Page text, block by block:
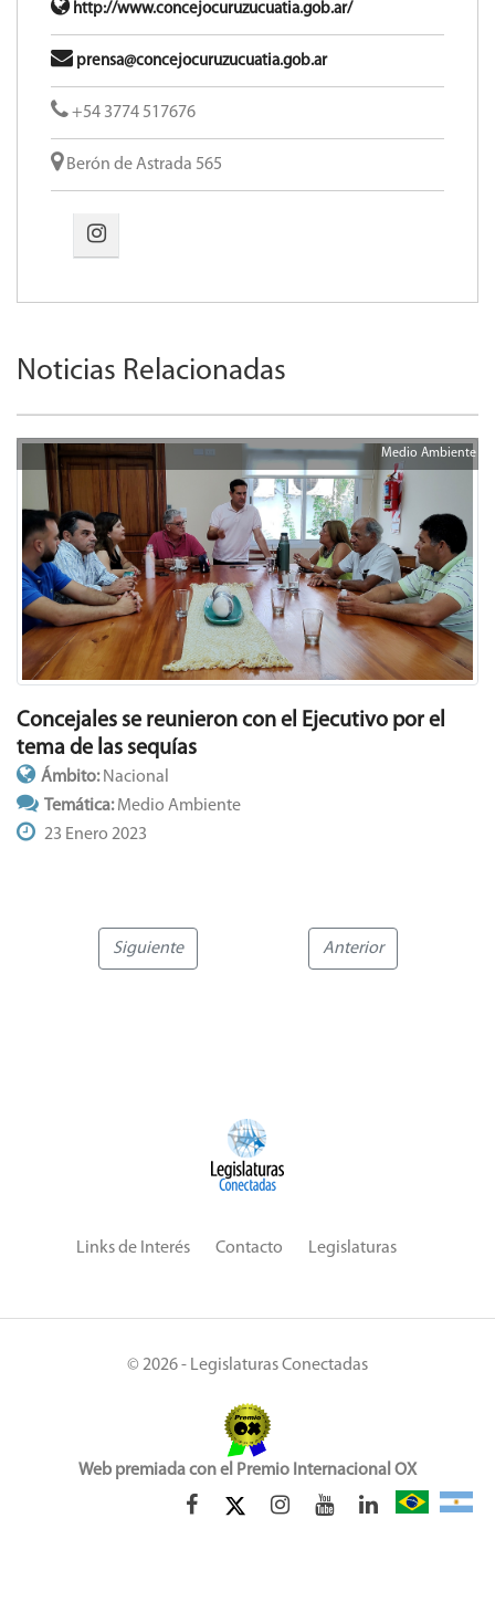
http://www.concejocuruzucuatia.gob.ar/
prensa@concejocuruzucuatia.gob.ar
+54 3774 517676
Berón de Astrada 565
Noticias Relacionadas
Medio Ambiente
Concejales se reunieron con el Ejecutivo por el
tema de las sequías
Ámbito: Nacional
Temática:Medio Ambiente
23 Enero 2023
Siguiente Anterior
Links de Interés Contacto Legislaturas
© 2026 - Legislaturas Conectadas
Web premiada con el Premio Internacional OX